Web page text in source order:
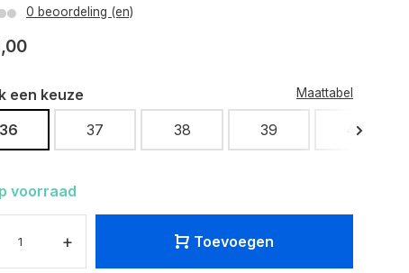
0 beoordeling (en)
een keuze
36
37 38 39 40
Maattabel
voorraad
+ Toevoegen